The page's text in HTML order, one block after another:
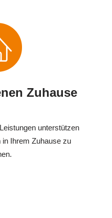
Zuhause
unterstützen
in Ihrem Zuhause zu